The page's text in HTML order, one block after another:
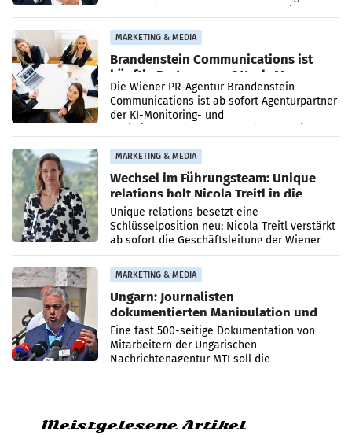
MARKETING & MEDIA
Brandenstein Communications ist
künftig Partner von OtterlyAI
Die Wiener PR-Agentur Brandenstein
Communications ist ab sofort Agenturpartner
der KI-Monitoring- und
MARKETING & MEDIA
Wechsel im Führungsteam: Unique
relations holt Nicola Treitl in die
Geschäftsleitung
Unique relations besetzt eine
Schlüsselposition neu: Nicola Treitl verstärkt
ab sofort die Geschäftsleitung der Wiener
PR-Agentur an der Seite von Josef Kalina und
Anna Kalina-Mahr.
MARKETING & MEDIA
Ungarn: Journalisten
dokumentierten Manipulation und
Zensur
Eine fast 500-seitige Dokumentation von
Mitarbeitern der Ungarischen
Nachrichtenagentur MTI soll die
systematische Nachrichten-Manipulation und
Meistgelesene Artikel